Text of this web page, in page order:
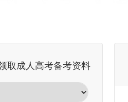
取成人高考备考资料